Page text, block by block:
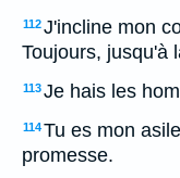
112J'incline mon
Toujours, jusqu'à
113Je hais les
114Tu es mon
promesse.